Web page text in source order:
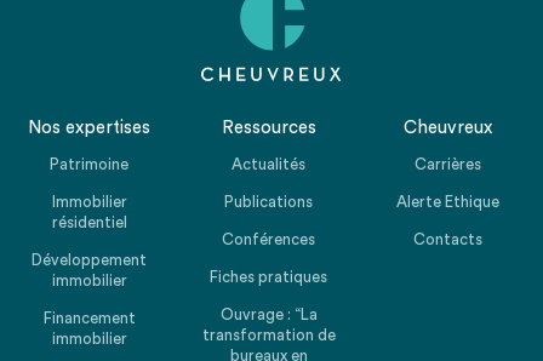
Nos expertises
Patrimoine
Immobilier
résidentiel
Développement
immobilier
Financement
immobilier
Ressources
Actualités
Publications
Conférences
Fiches pratiques
Ouvrage : “La
transformation de
bureaux en
Cheuvreux
Carrières
Alerte Ethique
Contacts